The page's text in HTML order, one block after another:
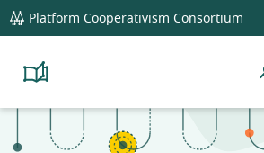
global
navigation
Platform Cooperativism Consortium
Platform
Resource
21
filters
Resource